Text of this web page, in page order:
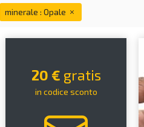
minerale : Opale
20 € gratis
in codice sconto